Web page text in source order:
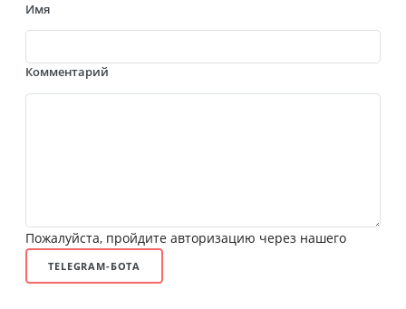
Имя
Комментарий
Пожалуйста, пройдите авторизацию через нашего
TELEGRAM-БОТА